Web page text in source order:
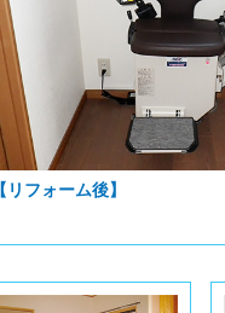
【リフォーム後】